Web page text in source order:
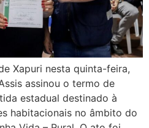
Xapuri nesta quinta-feira,
assinou o termo de
estadual destinado à
habitacionais no âmbito do